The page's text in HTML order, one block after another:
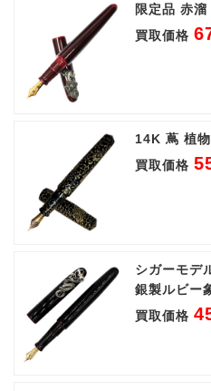
限定品 赤
買取価格
14K 蔦 植
買取価格
シガーモデ
銀製ルビー
買取価格